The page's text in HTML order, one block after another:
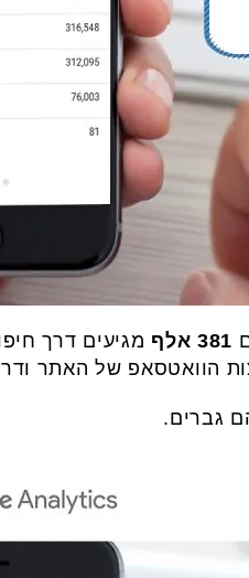
381 אלף מגיעים דרך
הוואטסאפ של האתר